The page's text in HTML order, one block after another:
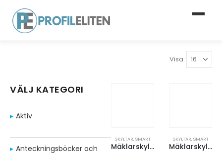
Visa:
VÄLJ KATEGORI
Aktiv
Anteckningsböcker och
SKYLTAR,SMART
Mäklarskylt – 23×16 cm
SKYLTAR,SMART
Mäklarskylt – 48×33 cm